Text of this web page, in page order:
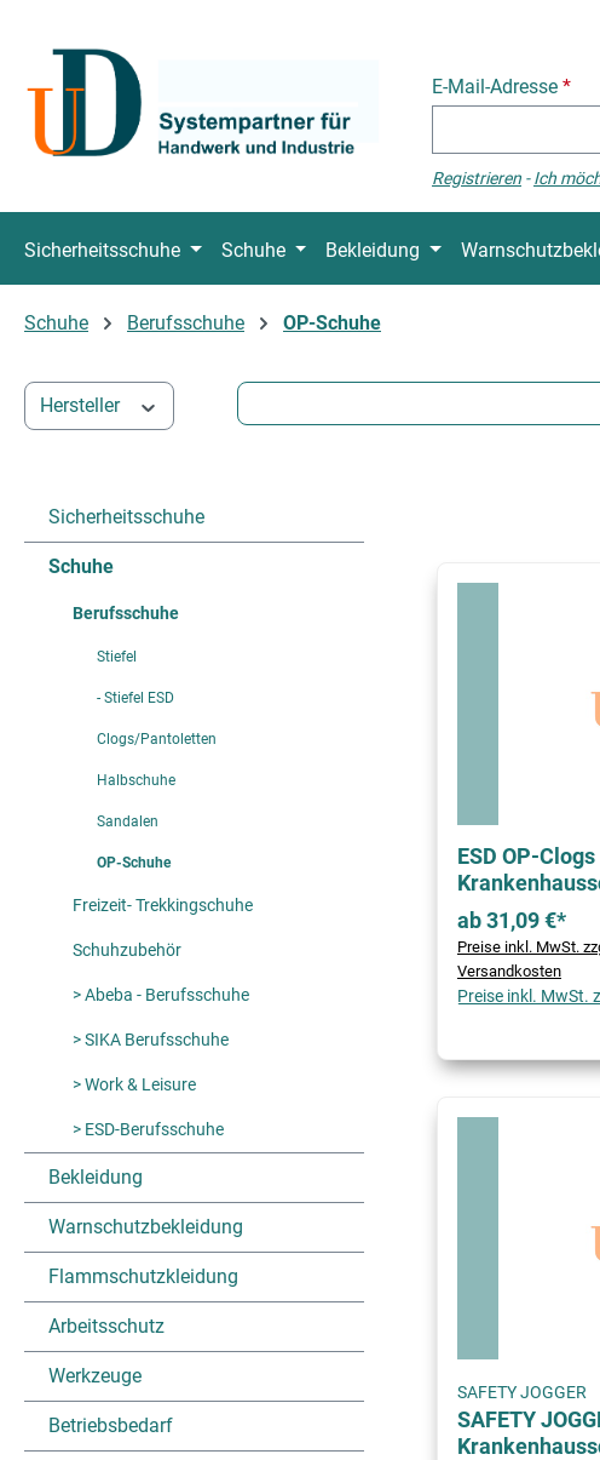
E-Mail-Adresse *
Registrieren -Ich
Sicherheitsschuhe Schuhe Bekleidung
Schuhe Berufsschuhe OP-Schuhe
Hersteller
Sicherheitsschuhe
Schuhe
Berufsschuhe
Stiefel
- Stiefel ESD
Clogs/Pantoletten
Halbschuhe
Sandalen
OP-Schuhe
Freizeit- Trekkingschuhe
Schuhzubehör
> Abeba - Berufsschuhe
> SIKA Berufsschuhe
> Work & Leisure
> ESD-Berufsschuhe
Bekleidung
Warnschutzbekleidung
Flammschutzkleidung
Arbeitsschutz
Werkzeuge
Betriebsbedarf
ESD OP-Clogs
ab 31,09 €*
Preise inkl. MwSt.
Versandkosten
Preise inkl. MwSt.
SAFETY JOGGER
SAFETY